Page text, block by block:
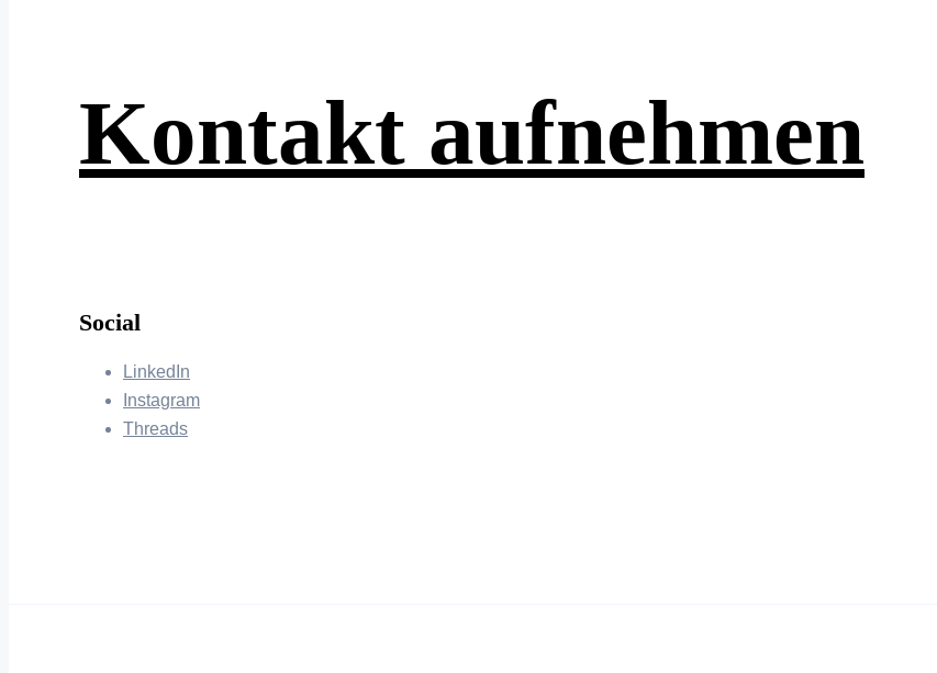
Kontakt aufnehmen
Social
LinkedIn
Instagram
Threads